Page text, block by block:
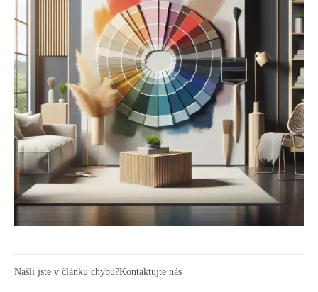
Našli jste v článku chybu?Kontaktujte nás